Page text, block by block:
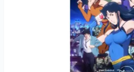
電ファミニコゲーマーとは？